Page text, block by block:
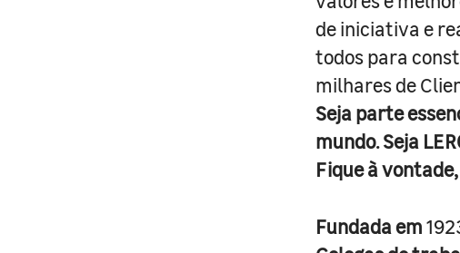
de iniciativa e
todos para
milhares de
Seja parte
mundo. Seja
Fique à
Fundada em